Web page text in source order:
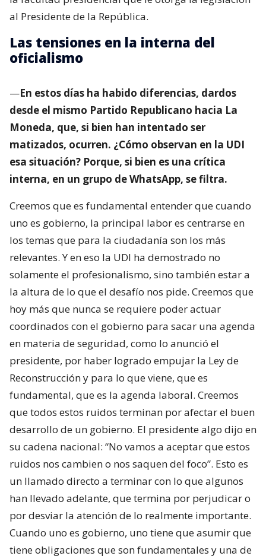
al Presidente de la República.
Las tensiones en la interna del
oficialismo
—En estos días ha habido diferencias, dardos
desde el mismo Partido Republicano hacia La
Moneda, que, si bien han intentado ser
matizados, ocurren. ¿Cómo observan en la UDI
esa situación? Porque, si bien es una crítica
interna, en un grupo de WhatsApp, se filtra.
Creemos que es fundamental entender que cuando
uno es gobierno, la principal labor es centrarse en
los temas que para la ciudadanía son los más
relevantes. Y en eso la UDI ha demostrado no
solamente el profesionalismo, sino también estar a
la altura de lo que el desafío nos pide. Creemos que
hoy más que nunca se requiere poder actuar
coordinados con el gobierno para sacar una agenda
en materia de seguridad, como lo anunció el
presidente, por haber logrado empujar la Ley de
Reconstrucción y para lo que viene, que es
fundamental, que es la agenda laboral. Creemos
que todos estos ruidos terminan por afectar el buen
desarrollo de un gobierno. El presidente algo dijo en
su cadena nacional: “No vamos a aceptar que estos
ruidos nos cambien o nos saquen del foco”. Esto es
un llamado directo a terminar con lo que algunos
han llevado adelante, que termina por perjudicar o
por desviar la atención de lo realmente importante.
Cuando uno es gobierno, uno tiene que asumir que
tiene obligaciones que son fundamentales y una de